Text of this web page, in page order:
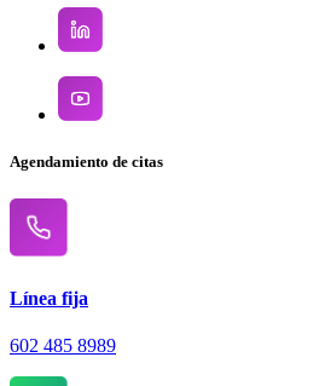
Agendamiento de citas
Línea fija
602 485 8989